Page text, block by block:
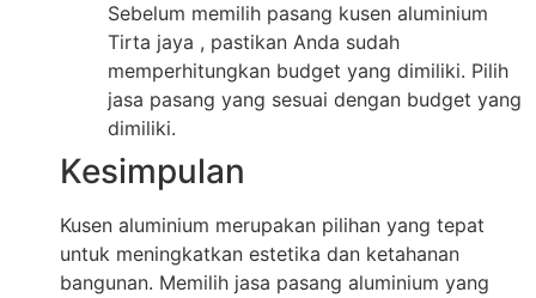
Sebelum memilih pasang kusen aluminium
Tirta jaya , pastikan Anda sudah
memperhitungkan budget yang dimiliki. Pilih
jasa pasang yang sesuai dengan budget yang
dimiliki.
Kesimpulan
Kusen aluminium merupakan pilihan yang tepat
untuk meningkatkan estetika dan ketahanan
bangunan. Memilih jasa pasang aluminium yang